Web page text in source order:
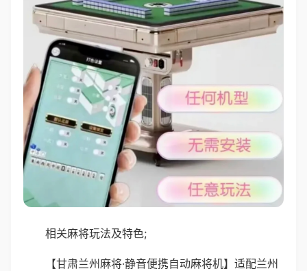
相关麻将玩法及特色;
【甘肃兰州麻将·静音便携自动麻将机】适配兰州